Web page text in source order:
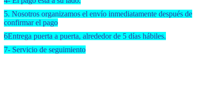
5. Nosotros organizamos el envío inmediatamente después de
confirmar el pago
6Entrega puerta a puerta, alrededor de 5 días hábiles.
7- Servicio de seguimiento